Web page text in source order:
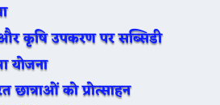
कृषि उपकरण पर सब्सिडी
योजना
को प्रोत्साहन